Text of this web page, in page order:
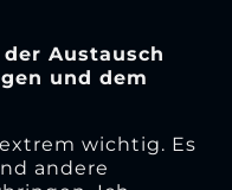
Austausch
und dem
wichtig. Es
andere